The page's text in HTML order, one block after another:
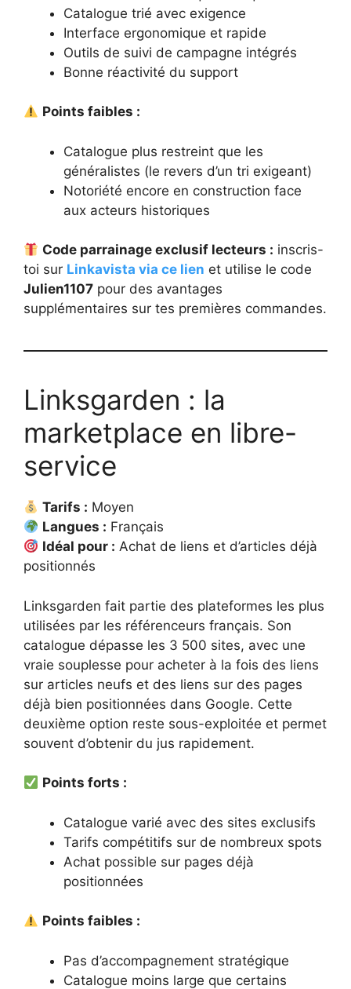
Catalogue trié avec exigence
Interface ergonomique et rapide
Outils de suivi de campagne intégrés
Bonne réactivité du support
Points faibles :
Catalogue plus restreint que les
généralistes (le revers d’un tri exigeant)
Notoriété encore en construction face
aux acteurs historiques
Code parrainage exclusif lecteurs : inscris-
toi sur Linkavista via ce lien et utilise le code
Julien1107 pour des avantages
supplémentaires sur tes premières commandes.
Linksgarden : la
marketplace en libre-
service
Tarifs : Moyen
Langues : Français
Idéal pour : Achat de liens et d’articles déjà
positionnés
Linksgarden fait partie des plateformes les plus
utilisées par les référenceurs français. Son
catalogue dépasse les 3 500 sites, avec une
vraie souplesse pour acheter à la fois des liens
sur articles neufs et des liens sur des pages
déjà bien positionnées dans Google. Cette
deuxième option reste sous-exploitée et permet
souvent d’obtenir du jus rapidement.
Points forts :
Catalogue varié avec des sites exclusifs
Tarifs compétitifs sur de nombreux spots
Achat possible sur pages déjà
positionnées
Points faibles :
Pas d’accompagnement stratégique
Catalogue moins large que certains